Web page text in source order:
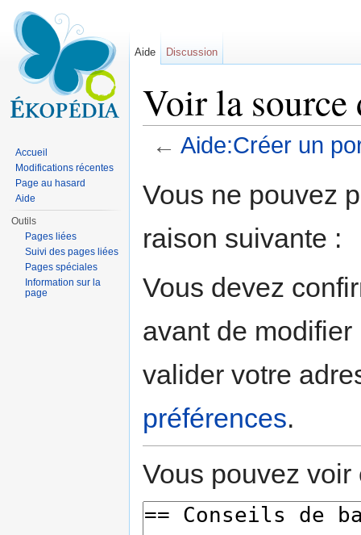
Voir la
← Aide:Créer un
Vous ne pouvez
raison suivante :
Vous devez
avant de
valider votre
préférences.
Vous pouvez
Aide Discussion
Accueil
Modifications récentes
Page au hasard
Aide
Outils
Pages liées
Suivi des pages liées
Pages spéciales
Information sur la
page